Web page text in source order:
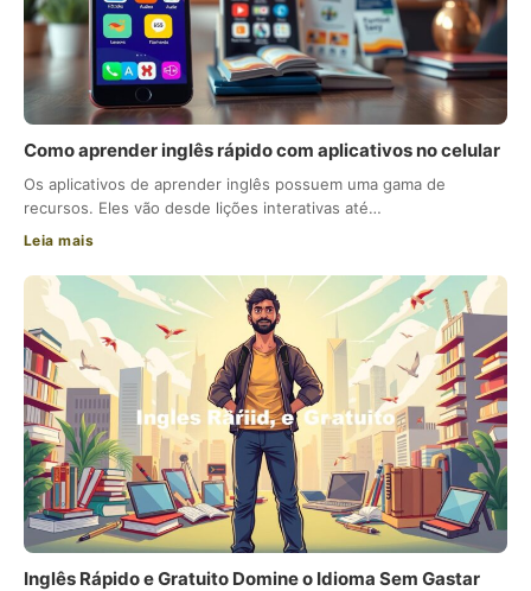
Como aprender inglês rápido com aplicativos no celular
Os aplicativos de aprender inglês possuem uma gama de
recursos. Eles vão desde lições interativas até…
Leia mais
Inglês Rápido e Gratuito Domine o Idioma Sem Gastar